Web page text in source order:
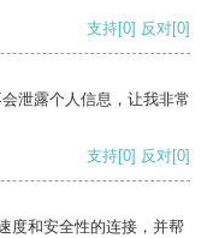
支持[0] 反对[0]
泄露个人信息，让我非常
支持[0] 反对[0]
度和安全性的连接，并帮